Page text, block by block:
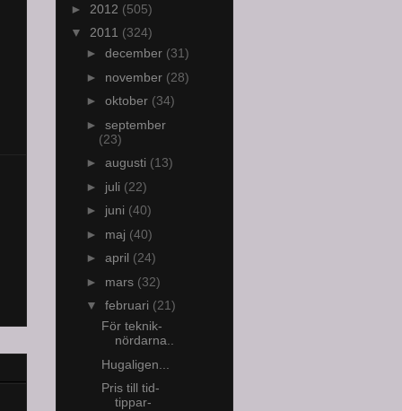
► 2012 (505)
▼ 2011 (324)
► december (31)
► november (28)
► oktober (34)
► september
(23)
► augusti (13)
► juli (22)
► juni (40)
► maj (40)
► april (24)
► mars (32)
▼ februari (21)
För teknik-
nördarna..
Hugaligen...
Pris till tid-
tippar-